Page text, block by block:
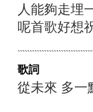
人能夠走埋
呢首歌好想
歌詞
從未來 多一